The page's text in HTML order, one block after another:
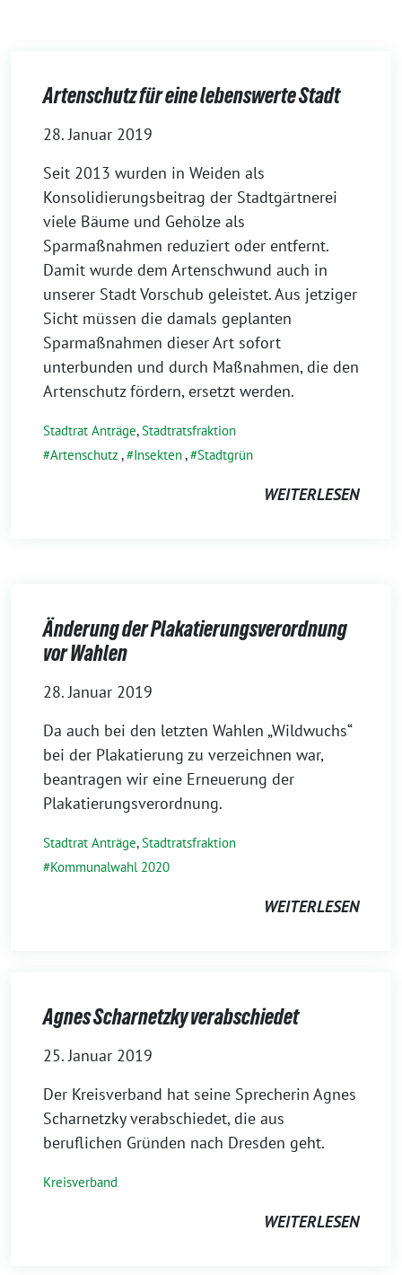
Artenschutz für eine lebenswerte Stadt
28. Januar 2019
Seit 2013 wurden in Weiden als
Konsolidierungsbeitrag der Stadtgärtnerei
viele Bäume und Gehölze als
Sparmaßnahmen reduziert oder entfernt.
Damit wurde dem Artenschwund auch in
unserer Stadt Vorschub geleistet. Aus jetziger
Sicht müssen die damals geplanten
Sparmaßnahmen dieser Art sofort
unterbunden und durch Maßnahmen, die den
Artenschutz fördern, ersetzt werden.
Stadtrat Anträge,Stadtratsfraktion
Artenschutz , Insekten, Stadtgrün
WEITERLESEN
Änderung der Plakatierungsverordnung
vor Wahlen
28. Januar 2019
Da auch bei den letzten Wahlen „Wildwuchs“
bei der Plakatierung zu verzeichnen war,
beantragen wir eine Erneuerung der
Plakatierungsverordnung.
Stadtrat Anträge,Stadtratsfraktion
Kommunalwahl 2020
WEITERLESEN
Agnes Scharnetzky verabschiedet
25. Januar 2019
Der Kreisverband hat seine Sprecherin Agnes
Scharnetzky verabschiedet, die aus
beruflichen Gründen nach Dresden geht.
Kreisverband
WEITERLESEN